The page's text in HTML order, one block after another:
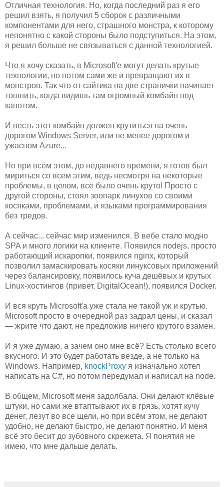
Отличная технология. Но, когда последний раз я его
решил взять, я получил 5 сборок с различными
компонентами для него, страшного монстра, к которому
непонятно с какой стороны было подступиться. На этом,
я решил больше не связываться с данной технологией.
Что я хочу сказать, в Microsoft'е могут делать крутые
технологии, но потом сами же и превращают их в
монстров. Так что от сайтика на две странички начинает
тошнить, когда видишь там огромный комбайн под
капотом.
И весть этот комбайн должен крутиться на очень
дорогом Windows Server, или не менее дорогом и
ужасном Azure...
Но при всём этом, до недавнего времени, я готов был
мириться со всем этим, ведь несмотря на некоторые
проблемы, в целом, всё было очень круто! Просто с
другой стороны, стоял зоопарк линухов со своими
косяками, проблемами, и языками программирования
без тредов.
А сейчас... сейчас мир изменился. В вебе стало модно
SPA и много логики на клиенте. Появился nodejs, просто
работающий искаропки, появился nginx, который
позволил замаскировать косяки линуксовых приложений
через балансировку, появилось куча дешёвых и крутых
Linux-хостингов (привет, DigitalOcean!), появился Docker.
И вся круть Microsoft'а уже стала не такой уж и крутью.
Microsoft просто в очередной раз задрал цены, и сказал
— жрите что дают, не предложив ничего крутого взамен.
И я уже думаю, а зачем оно мне всё? Есть столько всего
вкусного. И это будет работать везде, а не только на
Windows. Например, knockProxy я изначально хотел
написать на C#, но потом передумал и написал на node.
В общем, Microsoft меня задолбала. Они делают клёвые
штуки, но сами же втаптывают их в грязь, хотят кучу
денег, лезут во все щели, но при всём этом, не делают
удобно, не делают быстро, не делают понятно. И меня
всё это бесит до зубовного скрежета. Я понятия не
имею, что мне дальше делать.